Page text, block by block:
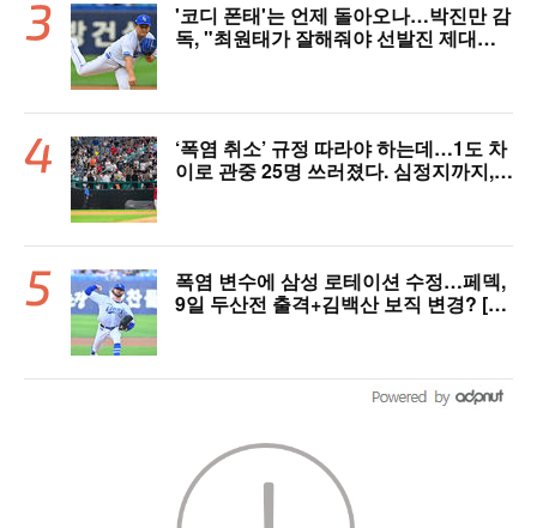
'코디 폰태'는 언제 돌아오나…박진만 감
독, "최원태가 잘해줘야 선발진 제대로
‘폭염 취소’ 규정 따라야 하는데…1도 차
이로 관중 25명 쓰러졌다. 심정지까지,
폭염 변수에 삼성 로테이션 수정…페덱,
9일 두산전 출격+김백산 보직 변경? [오!